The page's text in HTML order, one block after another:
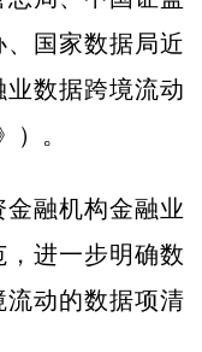
国家数据局近
数据跨境流动
）。
融机构金融业
进一步明确数
动的数据项清